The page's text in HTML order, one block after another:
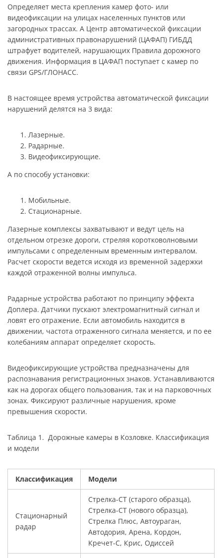
Определяет места крепления камер фото- или
видеофиксации на улицах населенных пунктов или
загородных трассах. А Центр автоматической фиксации
административных правонарушений (ЦАФАП) ГИБДД
штрафует водителей, нарушающих Правила дорожного
движения. Информация в ЦАФАП поступает с камер по
связи GPS/ГЛОНАСС.
В настоящее время устройства автоматической фиксации
нарушений делятся на 3 вида:
Лазерные.
Радарные.
Видеофиксирующие.
А по способу установки:
Мобильные.
Стационарные.
Лазерные комплексы захватывают и ведут цель на
отдельном отрезке дороги, стреляя коротковолновыми
импульсами с определенным временным интервалом.
Расчет скорости ведется исходя из временной задержки
каждой отраженной волны импульса.
Радарные устройства работают по принципу эффекта
Доплера. Датчики пускают электромагнитный сигнал и
ловят его отражение. Если автомобиль находится в
движении, частота отраженного сигнала меняется, и по ее
колебаниям аппарат определяет скорость.
Видеофиксирующие устройства предназначены для
распознавания регистрационных знаков. Устанавливаются
как на дорогах общего пользования, так и на парковочных
зонах. Фиксируют различные нарушения, кроме
превышения скорости.
Таблица 1. Дорожные камеры в Козловке. Классификация
и модели
Классификация Модели
Стационарный
радар
Стрелка-СТ (старого образца),
Стрелка-СТ (нового образца),
Стрелка Плюс, Автоураган,
Автодория, Арена, Кордон,
Кречет-С, Крис, Одиссей